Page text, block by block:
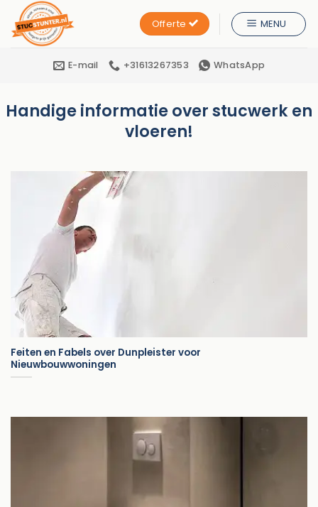
naar
inhoud
Offerte MENU
E-mail +31613267353 WhatsApp
Handige informatie over stucwerk en
vloeren!
Feiten en Fabels over Dunpleister voor
Nieuwbouwwoningen